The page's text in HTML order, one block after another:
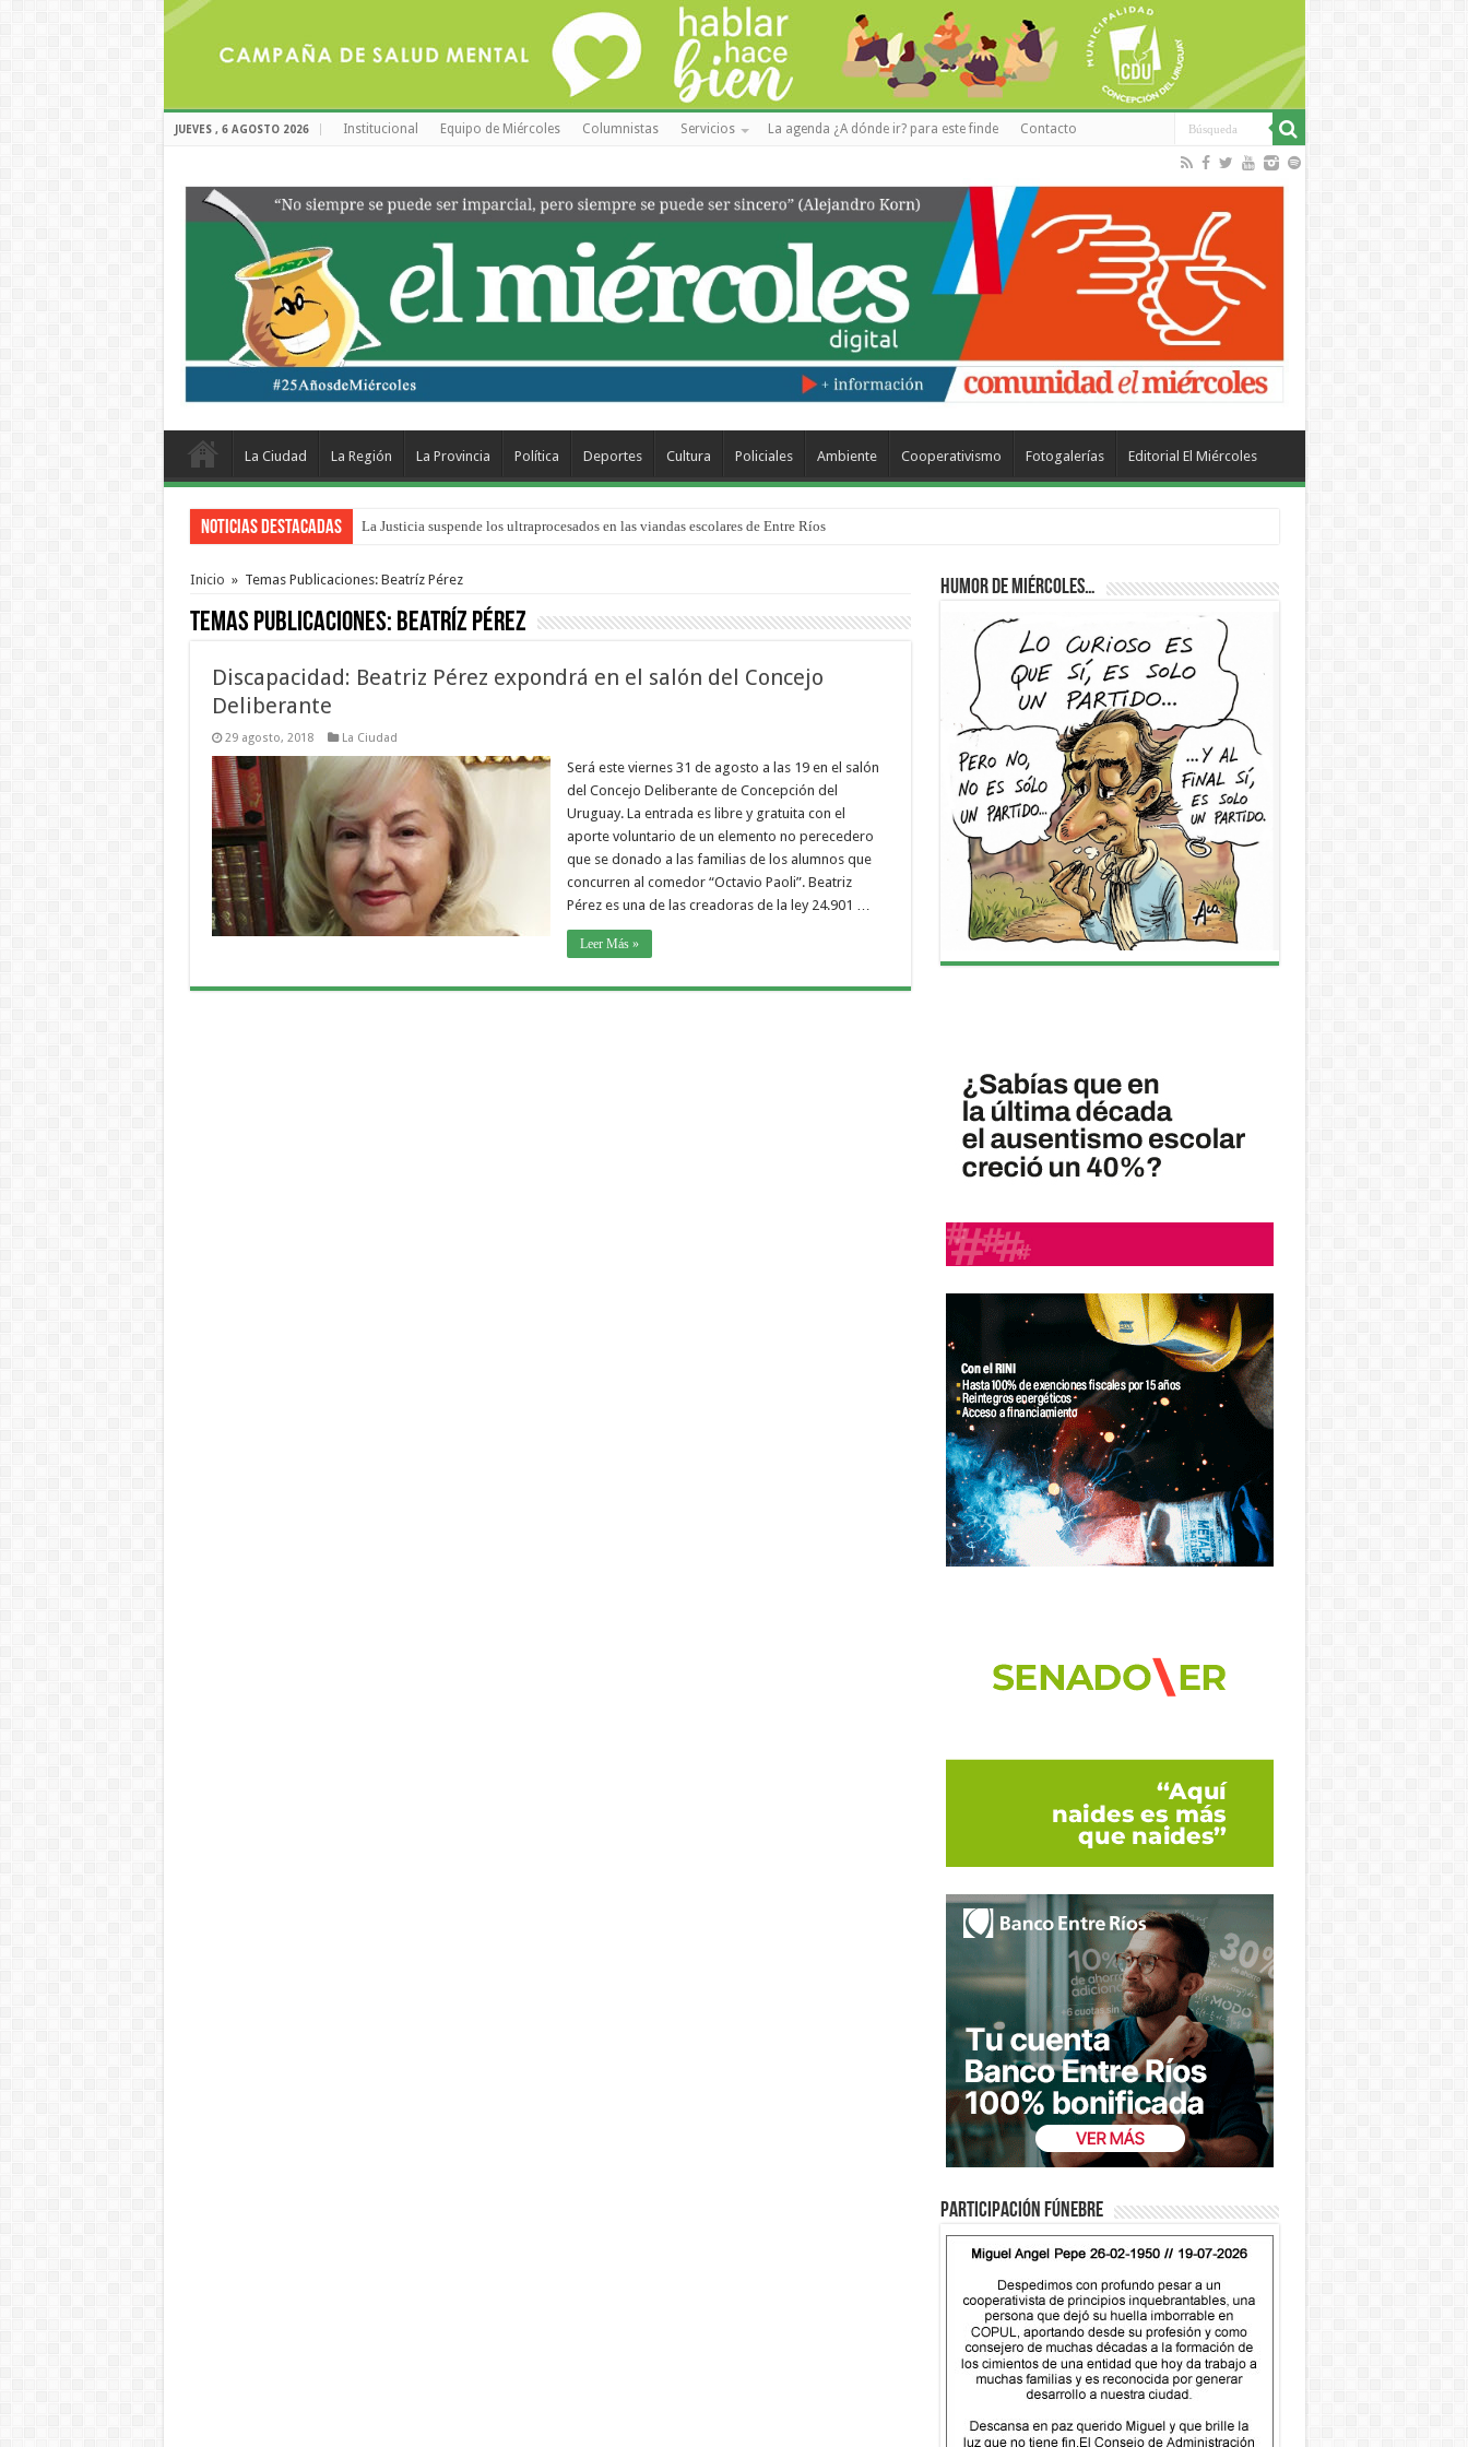
JUEVES , 6 AGOSTO 2026 Institucional Equipo de Miércoles Columnistas Servicios La agenda ¿A dónde ir? para este finde Contacto
La Ciudad La Región La Provincia Política Deportes Cultura Policiales Ambiente Cooperativismo Fotogalerías Editorial El Miércoles
Noticias Destacadas La Justicia suspende los ultraprocesados en las viandas escolares de Entre Ríos
Se presentará la obra “La Runfla de los Macanos”
Inicio » Temas Publicaciones: Beatríz Pérez
Temas Publicaciones: Beatríz Pérez
Discapacidad: Beatriz Pérez expondrá en el salón del Concejo
Deliberante
29 agosto, 2018 La Ciudad
Será este viernes 31 de agosto a las 19 en el salón
del Concejo Deliberante de Concepción del
Uruguay. La entrada es libre y gratuita con el
aporte voluntario de un elemento no perecedero
que se donado a las familias de los alumnos que
concurren al comedor “Octavio Paoli”. Beatriz
Pérez es una de las creadoras de la ley 24.901 …
Leer Más »
Humor de Miércoles…
Participación fúnebre